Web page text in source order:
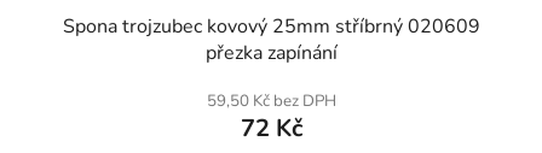
Spona trojzubec kovový 25mm stříbrný 020609
přezka zapínání
59,50 Kč bez DPH
72 Kč